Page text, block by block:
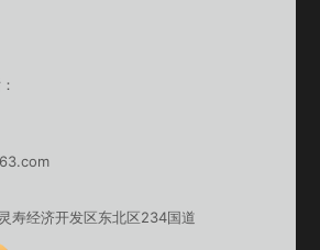
寿经济开发区东北区234国道